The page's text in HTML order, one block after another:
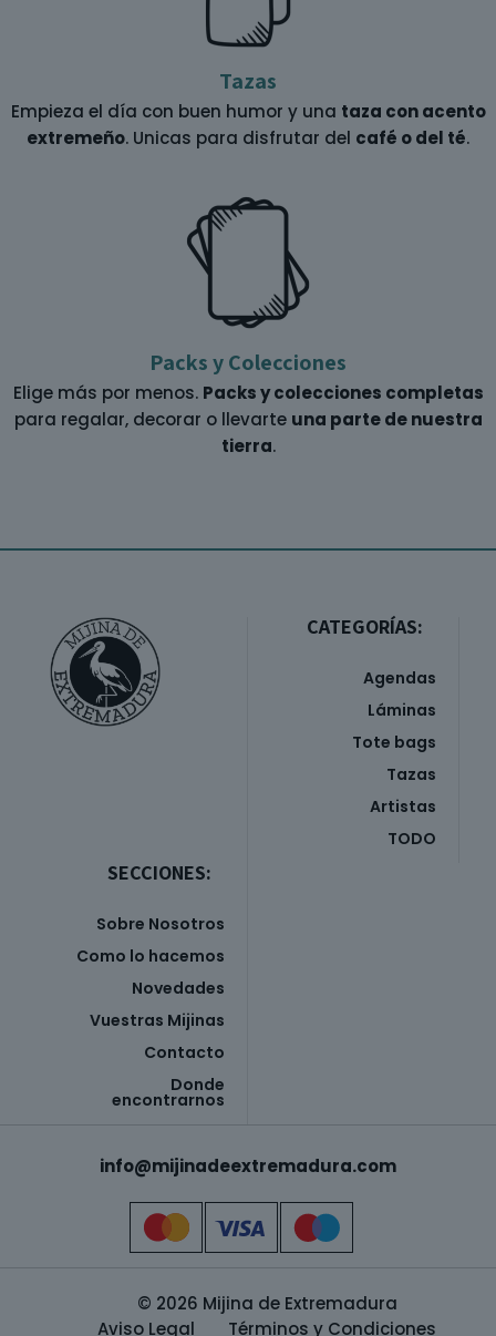
Tazas
Empieza el día con buen humor y una taza con acento
extremeño. Unicas para disfrutar del café o del té.
Packs y Colecciones
Elige más por menos. Packs y colecciones completas
para regalar, decorar o llevarte una parte de nuestra
tierra.
CATEGORÍAS:
Agendas
Láminas
Tote bags
Tazas
Artistas
TODO
SECCIONES:
Sobre Nosotros
Como lo hacemos
Novedades
Vuestras Mijinas
Contacto
Donde
encontrarnos
info@mijinadeextremadura.com
© 2026 Mijina de Extremadura
Aviso Legal
Términos y Condiciones